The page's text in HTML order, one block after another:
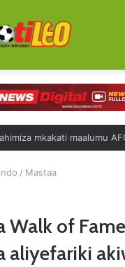
mkakati maalumu
/ Mastaa
Walk of
aliyefariki